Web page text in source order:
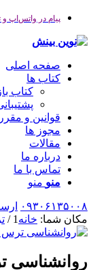
پیام در واتس‌اپ و
صفحه اصلی
کتاب ها
کتاب
قوانین و
مجوز ها
مقالات
درباره ما
تماس با ما
منو منو
۰۹۳۰۶۱۳۵۰۰۸
مکان شما: خانه 1
/
روانشناسی